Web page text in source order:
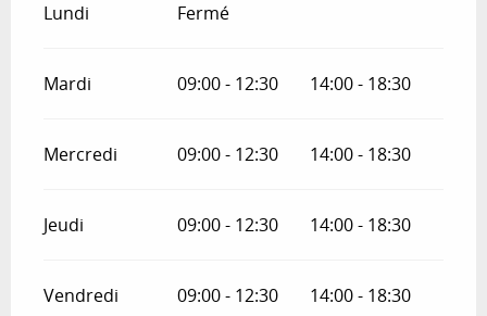
Lundi Fermé
Mardi 09:00 - 12:30 14:00 - 18:30
Mercredi 09:00 - 12:30 14:00 - 18:30
Jeudi 09:00 - 12:30 14:00 - 18:30
Vendredi 09:00 - 12:30 14:00 - 18:30